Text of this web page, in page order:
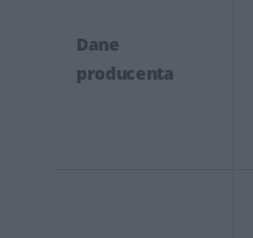
Dane
producenta